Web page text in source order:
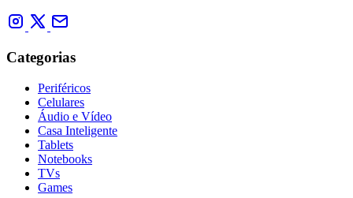
Categorias
Periféricos
Celulares
Áudio e Vídeo
Casa Inteligente
Tablets
Notebooks
TVs
Games